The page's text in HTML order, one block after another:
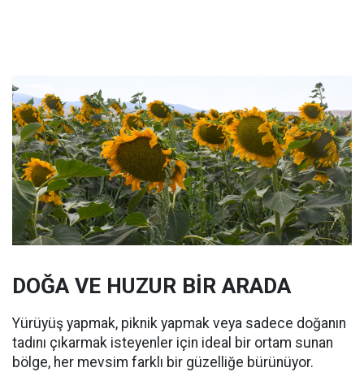
DOĞA VE HUZUR BİR ARADA
Yürüyüş yapmak, piknik yapmak veya sadece doğanın
tadını çıkarmak isteyenler için ideal bir ortam sunan
bölge, her mevsim farklı bir güzelliğe bürünüyor.